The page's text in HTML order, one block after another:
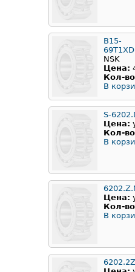
B15-
NSK
Цена:
Кол-
В
S-
Цена:
Кол-
В
Цена:
Кол-
В
6202.2Z